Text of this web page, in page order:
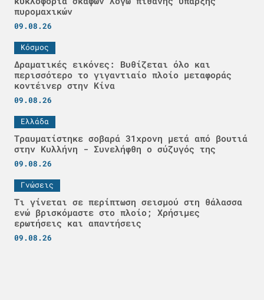
πυρομαχικών
09.08.26
Κόσμος
Δραματικές εικόνες: Βυθίζεται όλο και
περισσότερο το γιγαντιαίο πλοίο μεταφοράς
κοντέινερ στην Κίνα
09.08.26
Ελλάδα
Τραυματίστηκε σοβαρά 31χρονη μετά από βουτιά
στην Κυλλήνη - Συνελήφθη ο σύζυγός της
09.08.26
Γνώσεις
Τι γίνεται σε περίπτωση σεισμού στη θάλασσα
ενώ βρισκόμαστε στο πλοίο; Χρήσιμες
ερωτήσεις και απαντήσεις
09.08.26